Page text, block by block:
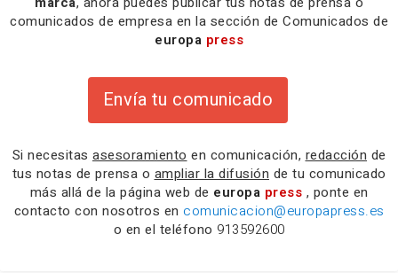
comunicados de empresa en la sección de Comunicados de
europa press
Envía tu comunicado
Si necesitas asesoramiento en comunicación, redacción de
tus notas de prensa o ampliar la difusión de tu comunicado
más allá de la página web de europa press , ponte en
contacto con nosotros en comunicacion@europapress.es
o en el teléfono 913592600